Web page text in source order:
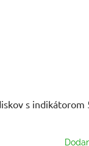
s indikátorom